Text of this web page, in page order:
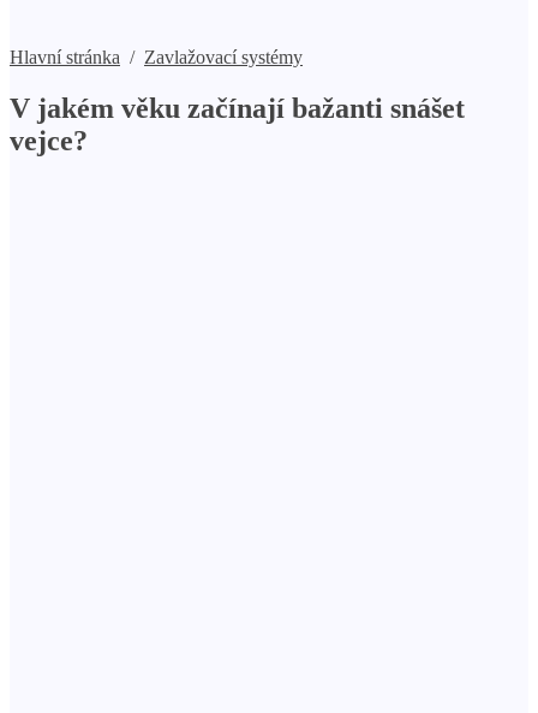
Hlavní stránka / Zavlažovací systémy
V jakém věku začínají bažanti snášet
vejce?